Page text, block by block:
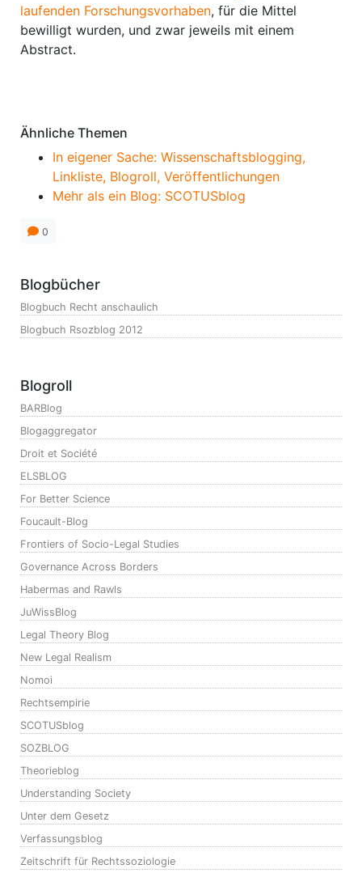
laufenden Forschungsvorhaben, für die Mittel
bewilligt wurden, und zwar jeweils mit einem
Abstract.
Ähnliche Themen
In eigener Sache: Wissenschaftsblogging,
Linkliste, Blogroll, Veröffentlichungen
Mehr als ein Blog: SCOTUSblog
0
Blogbücher
Blogbuch Recht anschaulich
Blogbuch Rsozblog 2012
Blogroll
BARBlog
Blogaggregator
Droit et Société
ELSBLOG
For Better Science
Foucault-Blog
Frontiers of Socio-Legal Studies
Governance Across Borders
Habermas and Rawls
JuWissBlog
Legal Theory Blog
New Legal Realism
Nomoi
Rechtsempirie
SCOTUSblog
SOZBLOG
Theorieblog
Understanding Society
Unter dem Gesetz
Verfassungsblog
Zeitschrift für Rechtssoziologie